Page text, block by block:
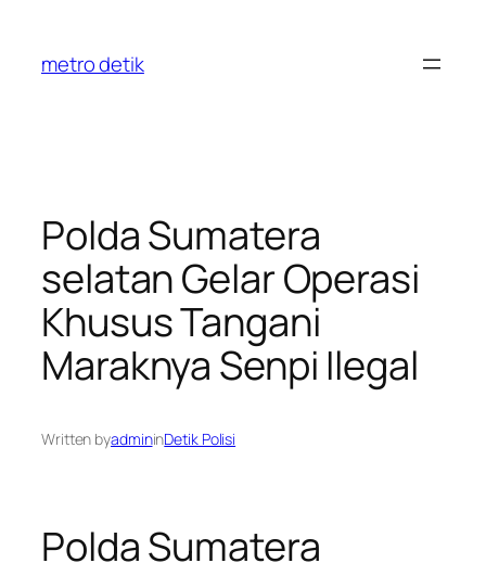
content
metro detik
Polda Sumatera
selatan Gelar Operasi
Khusus Tangani
Maraknya Senpi Ilegal
Written byadmininDetik Polisi
Polda Sumatera